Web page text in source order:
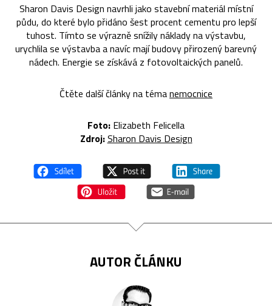
Sharon Davis Design navrhli jako stavební materiál místní
půdu, do které bylo přidáno šest procent cementu pro lepší
tuhost. Tímto se výrazně snížily náklady na výstavbu,
urychlila se výstavba a navíc mají budovy přirozený barevný
nádech. Energie se získává z fotovoltaických panelů.
Čtěte další články na témanemocnice
Foto: Elizabeth Felicella
Zdroj:Sharon Davis Design
AUTOR ČLÁNKU